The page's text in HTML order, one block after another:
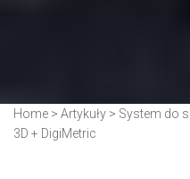
Home > Artykuły > System do
3D + DigiMetric